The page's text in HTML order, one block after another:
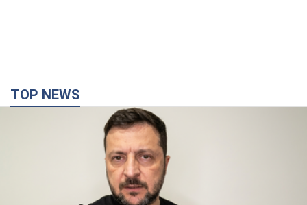
TOP NEWS